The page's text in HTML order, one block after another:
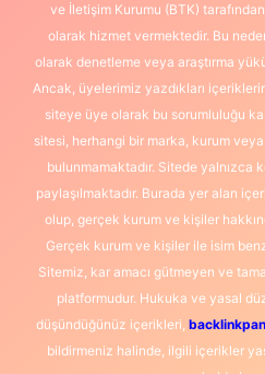
ve İletişim Kurumu (BTK)
olarak hizmet vermektedir. Bu
olarak denetleme veya araştırma
Ancak, üyelerimiz yazdıkları
siteye üye olarak bu sorumluluğu
sitesi, herhangi bir marka, kurum veya
bulunmamaktadır. Sitede yalnızca
paylaşılmaktadır. Burada yer alan
olup, gerçek kurum ve kişiler
Gerçek kurum ve kişiler ile isim
Sitemiz, kar amacı gütmeyen ve
platformudur. Hukuka ve yasal
düşündüğünüz içerikleri,
bildirmeniz halinde, ilgili içerikler